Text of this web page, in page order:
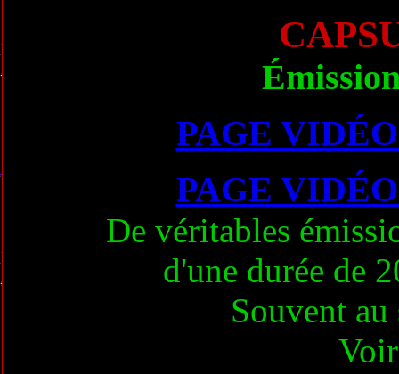
PAGE
PAGE
De véritables
d'une durée de
Souvent